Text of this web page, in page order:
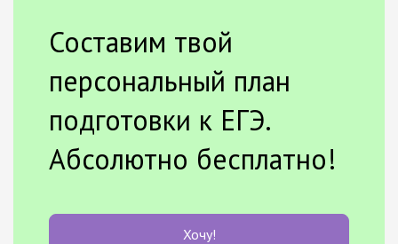
Составим твой
персональный план
подготовки к ЕГЭ.
Абсолютно бесплатно!
Хочу!